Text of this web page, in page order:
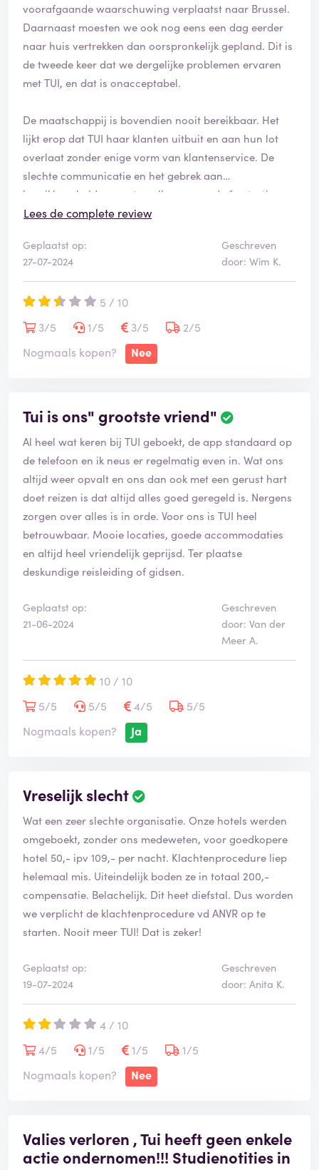
voorafgaande waarschuwing verplaatst naar Brussel.
Daarnaast moesten we ook nog eens een dag eerder
naar huis vertrekken dan oorspronkelijk gepland. Dit is
de tweede keer dat we dergelijke problemen ervaren
met TUI, en dat is onacceptabel.
De maatschappij is bovendien nooit bereikbaar. Het
lijkt erop dat TUI haar klanten uitbuit en aan hun lot
overlaat zonder enige vorm van klantenservice. De
slechte communicatie en het gebrek aan
bereikbaarheid vergroten alleen maar de frustratie.
maar ik hoop dat andere reizigers deze recensie lezen
en zich realiseren dat TUI niet de moeite waard is. Als
meer mensen besluiten om niet meer bij TUI te boeken,
worden ze misschien gedwongen om hun service te
verbeteren. Tot die tijd raad ik iedereen af om met TUI
te reizen. Dit was de slechtste service ooit.
Lees de complete review
Geplaatst op:
27-07-2024
Geschreven
door: Wim K.
5 / 10
3/5
1/5 3/5
2/5
Nogmaals kopen?
Nee
Tui is ons" grootste vriend"
Al heel wat keren bij TUI geboekt, de app standaard op
de telefoon en ik neus er regelmatig even in. Wat ons
altijd weer opvalt en ons dan ook met een gerust hart
doet reizen is dat altijd alles goed geregeld is. Nergens
zorgen over alles is in orde. Voor ons is TUI heel
betrouwbaar. Mooie locaties, goede accommodaties
en altijd heel vriendelijk geprijsd. Ter plaatse
deskundige reisleiding of gidsen.
Geplaatst op:
21-06-2024
Geschreven
door: Van der
Meer A.
10 / 10
5/5
5/5 4/5
5/5
Nogmaals kopen?
Ja
Vreselijk slecht
Wat een zeer slechte organisatie. Onze hotels werden
omgeboekt, zonder ons medeweten, voor goedkopere
hotel 50,- ipv 109,- per nacht. Klachtenprocedure liep
helemaal mis. Uiteindelijk boden ze in totaal 200,-
compensatie. Belachelijk. Dit heet diefstal. Dus worden
we verplicht de klachtenprocedure vd ANVR op te
starten. Nooit meer TUI! Dat is zeker!
Geplaatst op:
19-07-2024
Geschreven
door: Anita K.
4 / 10
4/5
1/5 1/5
1/5
Nogmaals kopen?
Nee
Valies verloren , Tui heeft geen enkele
actie ondernomen!!! Studienotities in